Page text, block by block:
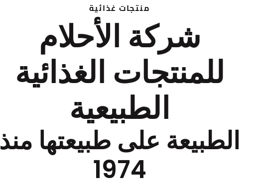
منتجات غذائية
شركة الأحلام
للمنتجات الغذائية
الطبيعية
الطبيعة على طبيعتها منذ
1974